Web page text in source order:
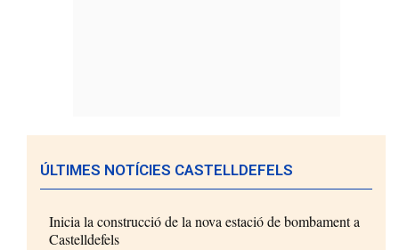
ÚLTIMES NOTÍCIES CASTELLDEFELS
Inicia la construcció de la nova estació de bombament a
Castelldefels